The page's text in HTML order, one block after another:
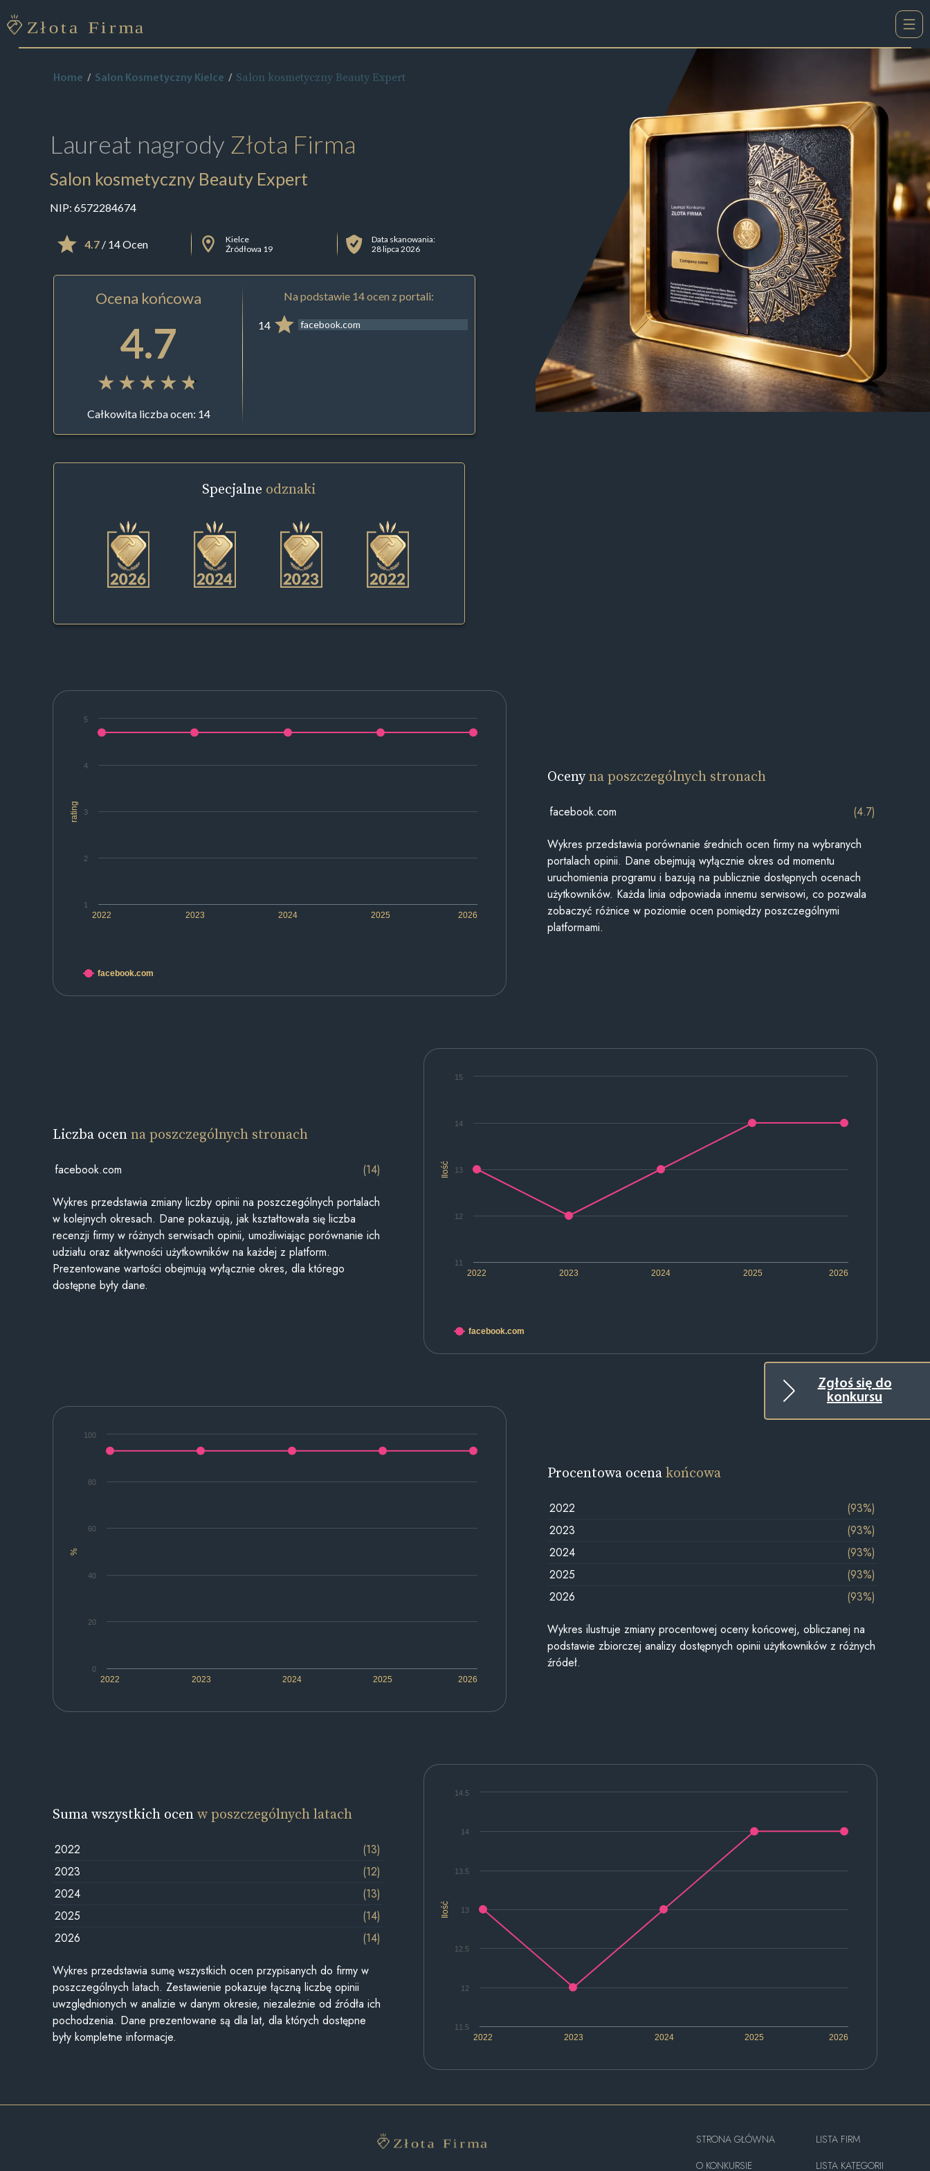
Zgłoś się do
konkursu
Home Salon Kosmetyczny Kielce Salon kosmetyczny Beauty Expert
Laureat nagrody Złota Firma
Salon kosmetyczny Beauty Expert
NIP: 6572284674
4.7/ 14 Ocen
Kielce
Źródłowa 19
Data skanowania:
28 lipca 2026
Ocena końcowa
4.7
Całkowita liczba ocen: 14
Na podstawie 14 ocen z portali:
14 facebook.com
Specjalne odznaki
rating
2022 2023 2024 2025 2026
1
2
3
4
5
facebook.com
Ocenyna poszczególnych stronach
facebook.com (4.7)
Wykres przedstawia porównanie średnich ocen firmy na wybranych
portalach opinii. Dane obejmują wyłącznie okres od momentu
uruchomienia programu i bazują na publicznie dostępnych ocenach
użytkowników. Każda linia odpowiada innemu serwisowi, co pozwala
zobaczyć różnice w poziomie ocen pomiędzy poszczególnymi
platformami.
Ilość
2022 2023 2024 2025 2026
12
13
14
11
15
facebook.com
Liczba ocenna poszczególnych stronach
facebook.com (14)
Wykres przedstawia zmiany liczby opinii na poszczególnych portalach
w kolejnych okresach. Dane pokazują, jak kształtowała się liczba
recenzji firmy w różnych serwisach opinii, umożliwiając porównanie ich
udziału oraz aktywności użytkowników na każdej z platform.
Prezentowane wartości obejmują wyłącznie okres, dla którego
dostępne były dane.
%
2022 2023 2024 2025 2026
0
20
40
60
80
100
Procentowa ocenakońcowa
2022
(93%)
2023
(93%)
2024
(93%)
2025
(93%)
2026
(93%)
Wykres ilustruje zmiany procentowej oceny końcowej, obliczanej na
podstawie zbiorczej analizy dostępnych opinii użytkowników z różnych
źródeł.
Ilość
2022 2023 2024 2025 2026
11.5
12
12.5
13
13.5
14
14.5
Suma wszystkich ocenw poszczególnych latach
2022
(13)
2023
(12)
2024
(13)
2025
(14)
2026
(14)
Wykres przedstawia sumę wszystkich ocen przypisanych do firmy w
poszczególnych latach. Zestawienie pokazuje łączną liczbę opinii
uwzględnionych w analizie w danym okresie, niezależnie od źródła ich
pochodzenia. Dane prezentowane są dla lat, dla których dostępne
były kompletne informacje.
STRONA GŁÓWNA
O KONKURSIE
LISTA FIRM
LISTA KATEGORII